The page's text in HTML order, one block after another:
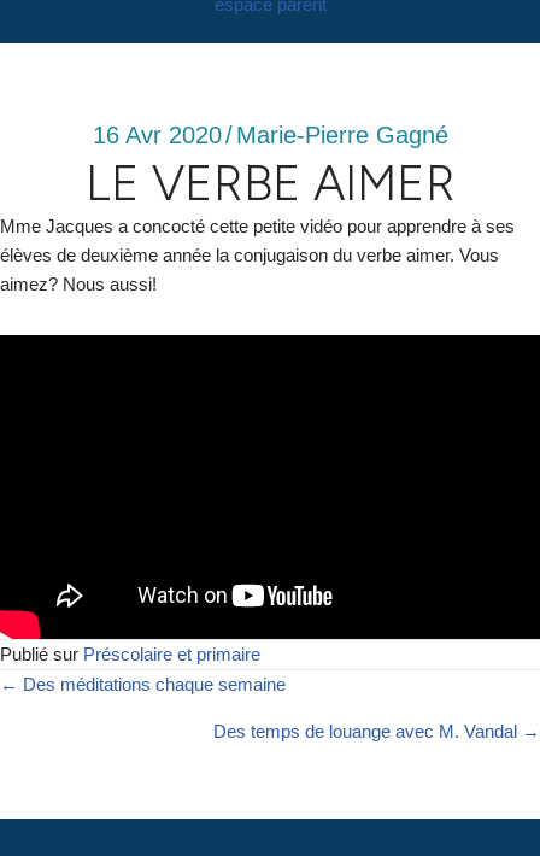
16 Avr 2020/ Marie-Pierre Gagné
LE VERBE AIMER
Mme Jacques a concocté cette petite vidéo pour apprendre à ses
élèves de deuxième année la conjugaison du verbe aimer. Vous
aimez? Nous aussi!
Publié sur Préscolaire et primaire
← Des méditations chaque semaine
Des temps de louange avec M. Vandal →